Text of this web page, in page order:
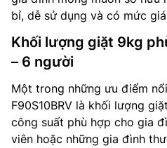
bỉ, dễ sử dụng và có mức
Khối lượng giặt 9kg
– 6 người
Một trong những ưu điểm
F90S10BRV là khối lượng
công suất phù hợp cho gia
viên hoặc những gia đình